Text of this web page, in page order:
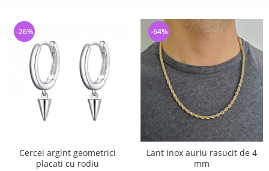
Cercei argint geometrici
placati cu rodiu
-26%
Lant inox auriu rasucit de 4
mm
-64%